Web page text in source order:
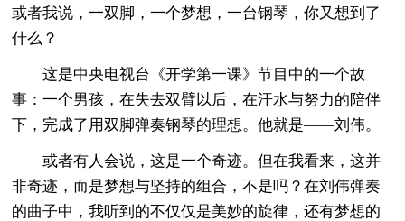
或者我说，一双脚，一个梦想，一台钢琴，你又想到了
什么？
这是中央电视台《开学第一课》节目中的一个故
事：一个男孩，在失去双臂以后，在汗水与努力的陪伴
下，完成了用双脚弹奏钢琴的理想。他就是——刘伟。
或者有人会说，这是一个奇迹。但在我看来，这并
非奇迹，而是梦想与坚持的组合，不是吗？在刘伟弹奏
的曲子中，我听到的不仅仅是美妙的旋律，还有梦想的